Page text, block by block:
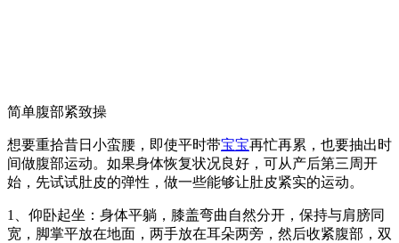
简单腹部紧致操
想要重拾昔日小蛮腰，即使平时带宝宝再忙再累，也要抽出时
间做腹部运动。如果身体恢复状况良好，可从产后第三周开
始，先试试肚皮的弹性，做一些能够让肚皮紧实的运动。
1、仰卧起坐：身体平躺，膝盖弯曲自然分开，保持与肩膀同
宽，脚掌平放在地面，两手放在耳朵两旁，然后收紧腹部，双